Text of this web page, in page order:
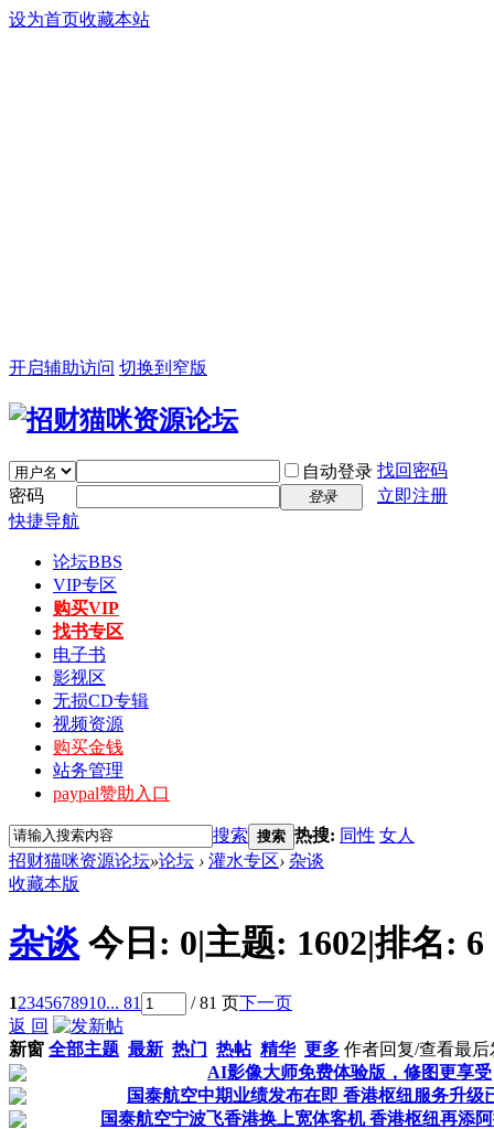
设为首页收藏本站
开启辅助访问 切换到窄版
自动登录 找回密码
密码
登录
立即注册
快捷导航
论坛BBS
VIP专区
购买VIP
找书专区
电子书
影视区
无损CD专辑
视频资源
购买金钱
站务管理
paypal赞助入口
搜索 搜索 热搜: 同性 女人
招财猫咪资源论坛»论坛 › 灌水专区› 杂谈
收藏本版
杂谈 今日: 0|主题: 1602|排名: 6
12345678910... 81 / 81 页下一页
返 回
新窗 全部主题 最新 热门 热帖 精华 更多 作者回复/查看最后
AI影像大师免费体验版，修图更享受
国泰航空中期业绩发布在即 香港枢纽服务升级
国泰航空宁波飞香港换上宽体客机 香港枢纽再添